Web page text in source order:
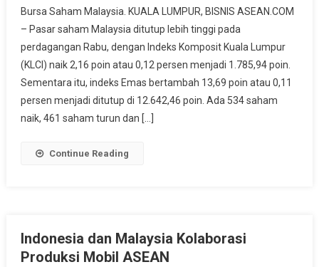
Saham
Malaysia
Ditutup
Lebih
Tinggi
Pada
Bursa Saham Malaysia. KUALA LUMPUR, BISNIS ASEAN.COM
– Pasar saham Malaysia ditutup lebih tinggi pada
perdagangan Rabu, dengan Indeks Komposit Kuala Lumpur
(KLCI) naik 2,16 poin atau 0,12 persen menjadi 1.785,94 poin.
Sementara itu, indeks Emas bertambah 13,69 poin atau 0,11
persen menjadi ditutup di 12.642,46 poin. Ada 534 saham
naik, 461 saham turun dan […]
Continue Reading
Indonesia dan Malaysia Kolaborasi
Produksi Mobil ASEAN